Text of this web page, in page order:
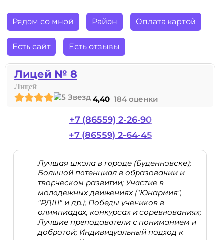
Рядом со мной Район Оплата картой
Есть сайт Есть отзывы
Лицей № 8
Лицей
4,40 184 оценки
+7 (86559) 2-26-90
+7 (86559) 2-64-45
Лучшая школа в городе (Буденновске);
Большой потенциал в образовании и
творческом развитии; Участие в
молодежных движениях ("Юнармия",
"РДШ" и др.); Победы учеников в
олимпиадах, конкурсах и соревнованиях;
Лучшие преподаватели с пониманием и
добротой; Индивидуальный подход к